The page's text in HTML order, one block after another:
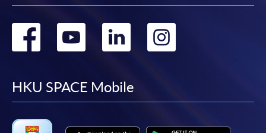
Go
facebook
Go
youtube
Go
linkedin
HKU SPACE Mobile